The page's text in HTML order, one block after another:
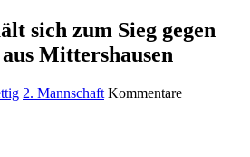
sich zum Sieg gegen
Mittershausen
2. Mannschaft Kommentare